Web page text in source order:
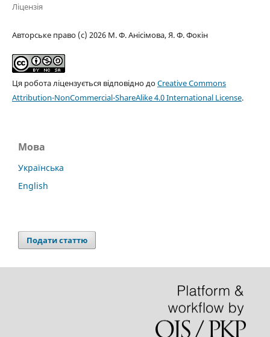
Ліцензія
Авторське право (c) 2026 М. Ф. Анісімова, Я. Ф. Фокін
Ця робота ліцензується відповідно доCreative Commons
Attribution-NonCommercial-ShareAlike 4.0 International License.
Мова
Українська
English
Подати статтю